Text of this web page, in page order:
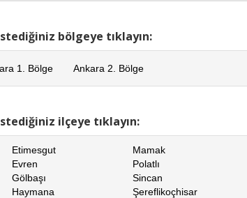
bölgeye tıklayın:
1. Bölge Ankara 2. Bölge
ilçeye tıklayın:
Etimesgut
Evren
Gölbaşı
Haymana
Mamak
Polatlı
Sincan
Şereflikoçhisar